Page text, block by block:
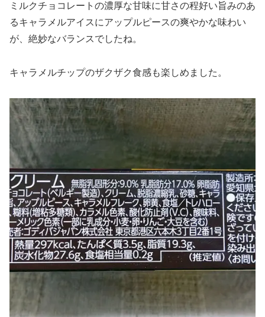
ミルクチョコレートの濃厚な甘味に甘さの程好い旨みのあ
るキャラメルアイスにアップルピースの爽やかな味わい
が、絶妙なバランスでしたね。
キャラメルチップのザクザク食感も楽しめました。